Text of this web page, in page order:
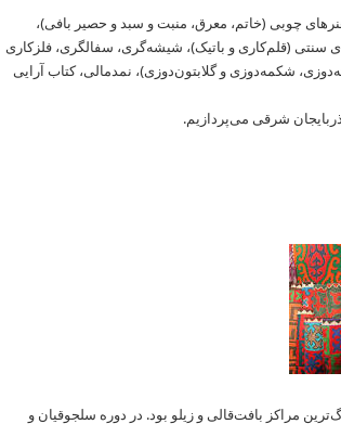
چوبی (خاتم، معرق، منبت و سبد و حصیر بافی)،
(قلم‌کاری و باتیک)، شیشه‌گری، سفالگری، فلزکاری
شکمه‌دوزی و گلابتون‌دوزی)، نمدمالی، کتاب آرایی
شرقی می‌پردازیم.
مراکز بافت‌قالی و زیلو بود. در دوره سلجوقیان و